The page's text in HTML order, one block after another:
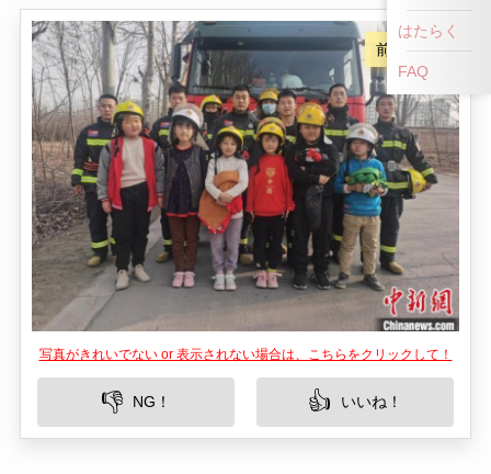
写真がきれいでない or 表示されない場合は、こちらをクリックして！
👎 NG！ いいね！
龍湖公園は、中国山西省の晋中市に位置する美し
い自然公園です。緑豊かな自然と広大な湖が特徴
で、地元住民や観光客にリラクゼーションとレク
はたらく
FAQ